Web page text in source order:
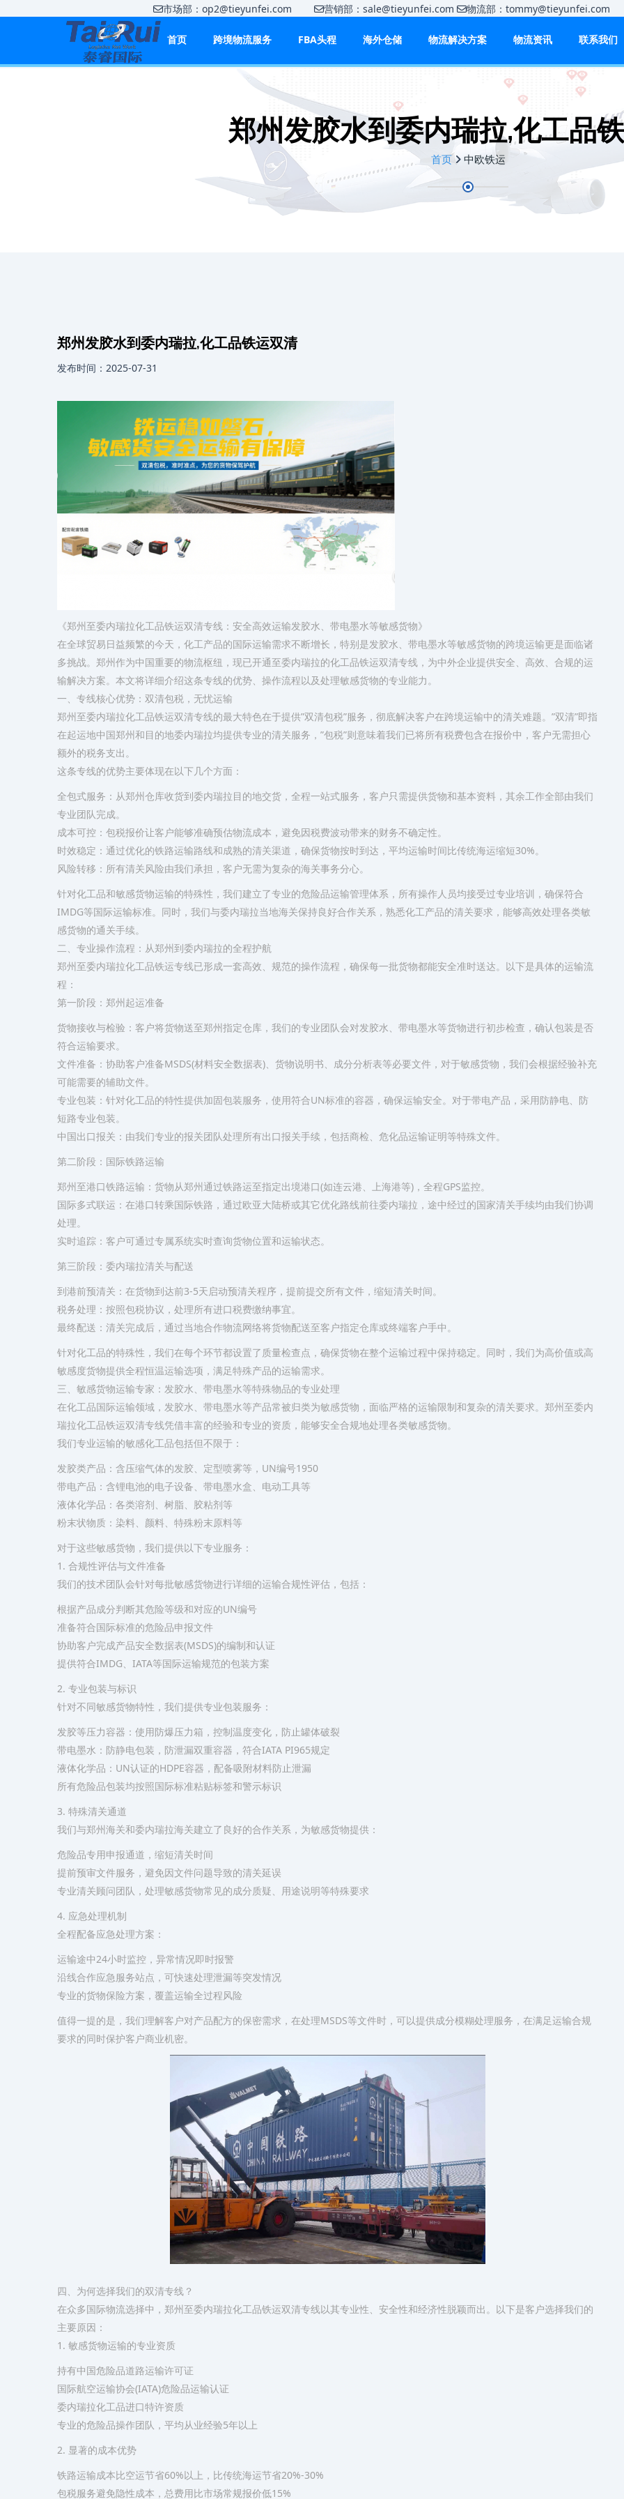
市场部：op2@tieyunfei.com 营销部：sale@tieyunfei.com 物流部：
首页 跨境物流服务 FBA头程 海外仓储 物流解决方案 物流资讯 联系我们
郑州发胶水到委内瑞拉,化工品
首页 中欧铁运
郑州发胶水到委内瑞拉,化工品铁运双清
发布时间：2025-07-31
《郑州至委内瑞拉化工品铁运双清专线：安全高效运输发胶水、带电墨水等敏感货物》
在全球贸易日益频繁的今天，化工产品的国际运输需求不断增长，特别是发胶水、带电墨水等敏感货物的跨境运输更是面临诸
多挑战。郑州作为中国重要的物流枢纽，现已开通至委内瑞拉的化工品铁运双清专线，为中外企业提供安全、高效、合规的运
输解决方案。本文将详细介绍这条专线的优势、操作流程以及处理敏感货物的专业能力。
一、专线核心优势：双清包税，无忧运输
郑州至委内瑞拉化工品铁运双清专线的最大特色在于提供”双清包税”服务，彻底解决客户在跨境运输中的清关难题。”双清”即指
在起运地中国郑州和目的地委内瑞拉均提供专业的清关服务，”包税”则意味着我们已将所有税费包含在报价中，客户无需担心
额外的税务支出。
​这条专线的优势主要体现在以下几个方面：​​
​全包式服务​：从郑州仓库收货到委内瑞拉目的地交货，全程一站式服务，客户只需提供货物和基本资料，其余工作全部由我们
专业团队完成。
​成本可控​：包税报价让客户能够准确预估物流成本，避免因税费波动带来的财务不确定性。
​时效稳定​：通过优化的铁路运输路线和成熟的清关渠道，确保货物按时到达，平均运输时间比传统海运缩短30%。
​风险转移​：所有清关风险由我们承担，客户无需为复杂的海关事务分心。
针对化工品和敏感货物运输的特殊性，我们建立了专业的危险品运输管理体系，所有操作人员均接受过专业培训，确保符合
IMDG等国际运输标准。同时，我们与委内瑞拉当地海关保持良好合作关系，熟悉化工产品的清关要求，能够高效处理各类敏
感货物的通关手续。
二、专业操作流程：从郑州到委内瑞拉的全程护航
郑州至委内瑞拉化工品铁运专线已形成一套高效、规范的操作流程，确保每一批货物都能安全准时送达。以下是具体的运输流
程：
​第一阶段：郑州起运准备​
​货物接收与检验​：客户将货物送至郑州指定仓库，我们的专业团队会对发胶水、带电墨水等货物进行初步检查，确认包装是否
符合运输要求。
​文件准备​：协助客户准备MSDS(材料安全数据表)、货物说明书、成分分析表等必要文件，对于敏感货物，我们会根据经验补充
可能需要的辅助文件。
​专业包装​：针对化工品的特性提供加固包装服务，使用符合UN标准的容器，确保运输安全。对于带电产品，采用防静电、防
短路专业包装。
​中国出口报关​：由我们专业的报关团队处理所有出口报关手续，包括商检、危化品运输证明等特殊文件。
​第二阶段：国际铁路运输​
​郑州至港口铁路运输​：货物从郑州通过铁路运至指定出境港口(如连云港、上海港等)，全程GPS监控。
​国际多式联运​：在港口转乘国际铁路，通过欧亚大陆桥或其它优化路线前往委内瑞拉，途中经过的国家清关手续均由我们协调
处理。
​实时追踪​：客户可通过专属系统实时查询货物位置和运输状态。
​第三阶段：委内瑞拉清关与配送​
​到港前预清关​：在货物到达前3-5天启动预清关程序，提前提交所有文件，缩短清关时间。
​税务处理​：按照包税协议，处理所有进口税费缴纳事宜。
​最终配送​：清关完成后，通过当地合作物流网络将货物配送至客户指定仓库或终端客户手中。
针对化工品的特殊性，我们在每个环节都设置了质量检查点，确保货物在整个运输过程中保持稳定。同时，我们为高价值或高
敏感度货物提供全程恒温运输选项，满足特殊产品的运输需求。
三、敏感货物运输专家：发胶水、带电墨水等特殊物品的专业处理
在化工品国际运输领域，发胶水、带电墨水等产品常被归类为敏感货物，面临严格的运输限制和复杂的清关要求。郑州至委内
瑞拉化工品铁运双清专线凭借丰富的经验和专业的资质，能够安全合规地处理各类敏感货物。
​我们专业运输的敏感化工品包括但不限于：​​
​发胶类产品​：含压缩气体的发胶、定型喷雾等，UN编号1950
​带电产品​：含锂电池的电子设备、带电墨水盒、电动工具等
​液体化学品​：各类溶剂、树脂、胶粘剂等
​粉末状物质​：染料、颜料、特殊粉末原料等
对于这些敏感货物，我们提供以下专业服务：
​1. 合规性评估与文件准备​
我们的技术团队会针对每批敏感货物进行详细的运输合规性评估，包括：
根据产品成分判断其危险等级和对应的UN编号
准备符合国际标准的危险品申报文件
协助客户完成产品安全数据表(MSDS)的编制和认证
提供符合IMDG、IATA等国际运输规范的包装方案
​2. 专业包装与标识​
针对不同敏感货物特性，我们提供专业包装服务：
发胶等压力容器：使用防爆压力箱，控制温度变化，防止罐体破裂
带电墨水：防静电包装，防泄漏双重容器，符合IATA PI965规定
液体化学品：UN认证的HDPE容器，配备吸附材料防止泄漏
所有危险品包装均按照国际标准粘贴标签和警示标识
​3. 特殊清关通道​
我们与郑州海关和委内瑞拉海关建立了良好的合作关系，为敏感货物提供：
危险品专用申报通道，缩短清关时间
提前预审文件服务，避免因文件问题导致的清关延误
专业清关顾问团队，处理敏感货物常见的成分质疑、用途说明等特殊要求
​4. 应急处理机制​
全程配备应急处理方案：
运输途中24小时监控，异常情况即时报警
沿线合作应急服务站点，可快速处理泄漏等突发情况
专业的货物保险方案，覆盖运输全过程风险
值得一提的是，我们理解客户对产品配方的保密需求，在处理MSDS等文件时，可以提供成分模糊处理服务，在满足运输合规
要求的同时保护客户商业机密。
四、为何选择我们的双清专线？
在众多国际物流选择中，郑州至委内瑞拉化工品铁运双清专线以其专业性、安全性和经济性脱颖而出。以下是客户选择我们的
主要原因：
​1. 敏感货物运输的专业资质​
持有中国危险品道路运输许可证
国际航空运输协会(IATA)危险品运输认证
委内瑞拉化工品进口特许资质
专业的危险品操作团队，平均从业经验5年以上
​2. 显著的成本优势​
铁路运输成本比空运节省60%以上，比传统海运节省20%-30%
包税服务避免隐性成本，总费用比市场常规报价低15%